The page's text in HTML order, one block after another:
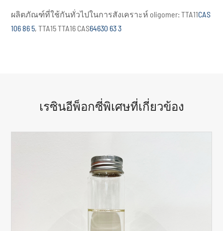
ผลิตภัณฑ์ที่ใช้กันทั่วไปในการสังเคราะห์ oligomer: TTA11CAS
106 86 5, TTA15 TTA16 CAS64630 63 3
เรซินอีพ็อกซี่พิเศษที่เกี่ยวข้อง